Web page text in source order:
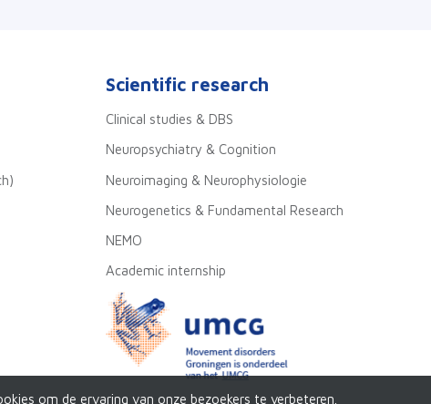
Scientific research
Clinical studies & DBS
Neuropsychiatry & Cognition
Neuroimaging & Neurophysiologie
Neurogenetics & Fundamental Research
NEMO
Academic internship
om de ervaring van onze bezoekers te verbeteren.